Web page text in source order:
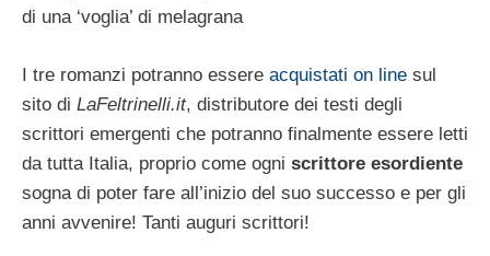
di una ‘voglia’ di melagrana
I tre romanzi potranno essere acquistati on line sul
sito di LaFeltrinelli.it, distributore dei testi degli
scrittori emergenti che potranno finalmente essere letti
da tutta Italia, proprio come ogni scrittore esordiente
sogna di poter fare all’inizio del suo successo e per gli
anni avvenire! Tanti auguri scrittori!